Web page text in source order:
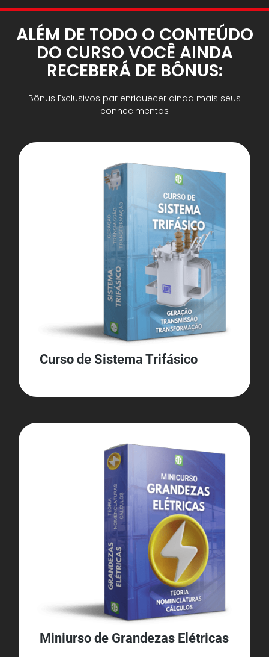
ALÉM DE TODO O CONTEÚDO
DO CURSO VOCÊ AINDA
RECEBERÁ DE BÔNUS:
Bônus Exclusivos par enriquecer ainda mais seus
conhecimentos
Curso de Sistema Trifásico
Miniurso de Grandezas Elétricas